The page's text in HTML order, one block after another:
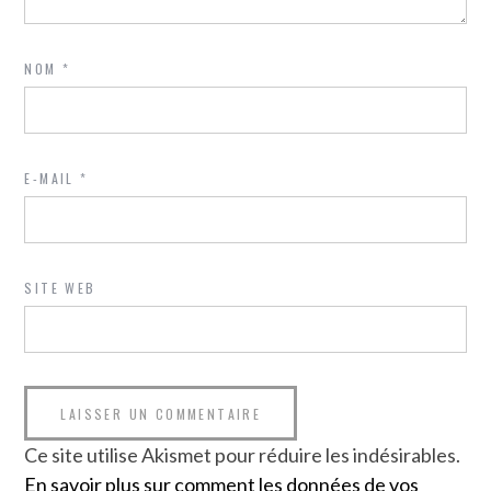
NOM*
E-MAIL*
SITE WEB
Ce site utilise Akismet pour réduire les indésirables.
En savoir plus sur comment les données de vos